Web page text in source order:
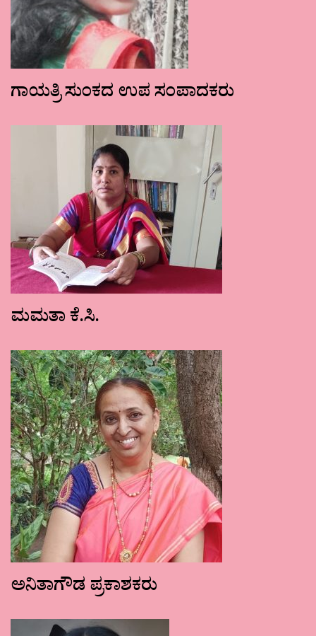
ಗಾಯತ್ರಿ ಸುಂಕದ ಉಪ ಸಂಪಾದಕರು
ಮಮತಾ ಕೆ.ಸಿ.
ಅನಿತಾಗೌಡ ಪ್ರಕಾಶಕರು